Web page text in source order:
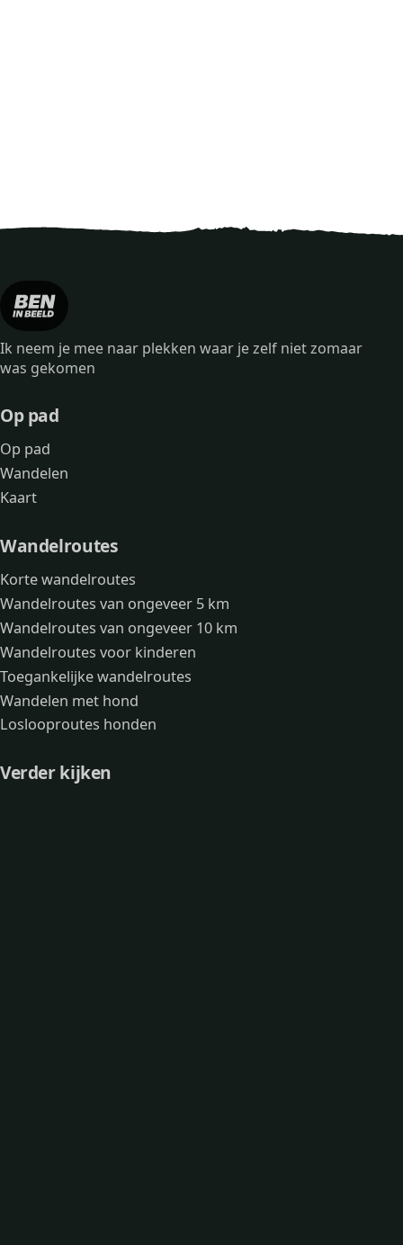
Ik neem je mee naar plekken waar je zelf niet zomaar
was gekomen
Op pad
Op pad
Wandelen
Kaart
Wandelroutes
Korte wandelroutes
Wandelroutes van ongeveer 5 km
Wandelroutes van ongeveer 10 km
Wandelroutes voor kinderen
Toegankelijke wandelroutes
Wandelen met hond
Loslooproutes honden
Verder kijken